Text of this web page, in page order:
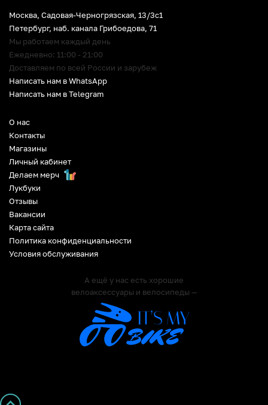
О нас
Контакты
Магазины
Личный кабинет
Делаем мерч
Лукбуки
Отзывы
Вакансии
Карта сайта
Политика конфиденциальности
Условия обслуживания
А ещё у нас есть хорошие
велоаксессуары и велосипеды —
Москва, Садовая-Черногрязская, 13/3c1
Петербург, наб. канала Грибоедова, 71
Мы работаем каждый день
Ежедневно: 11:00 - 21:00
Доставляем по всей России и зарубеж
Написать нам в WhatsApp
Написать нам в Telegram